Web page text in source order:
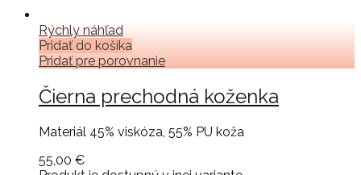
Rýchly náhľad
Pridať do košíka
Pridať pre porovnanie
Čierna prechodná koženka
Materiál 45% viskóza, 55% PU koža
55,00 €